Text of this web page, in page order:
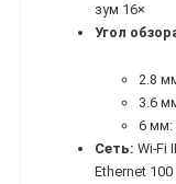
зум 16×
Угол
2.8
3.6
6 мм:
Сеть: Wi-Fi
Ethernet